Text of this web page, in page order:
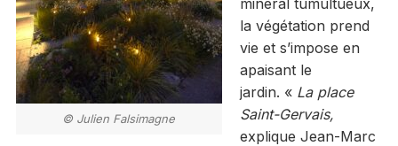
© Julien Falsimagne
la végétation prend
vie et s’impose en
apaisant le
jardin. « La place
Saint-Gervais,
explique Jean-Marc